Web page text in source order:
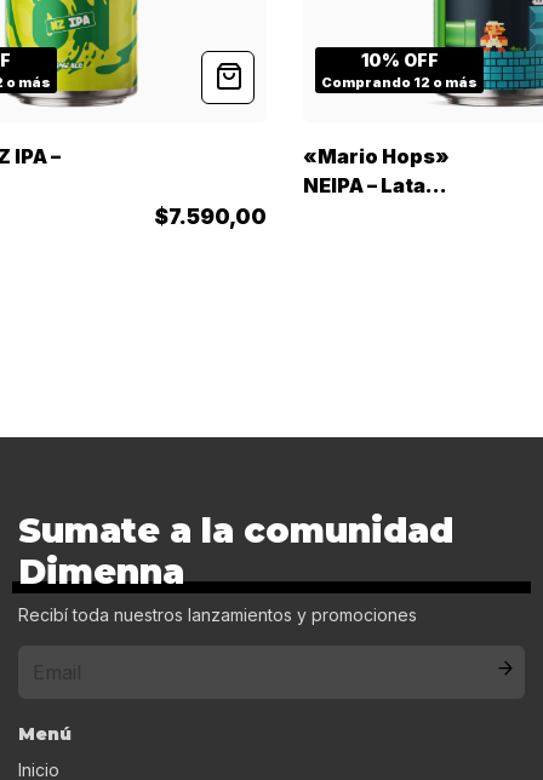
o más
IPA –
$7.590,00
10% OFF
Comprando 12 o más
«Mario Hops»
NEIPA – Lata
Sumate a la comunidad
Dimenna
Recibí toda nuestros lanzamientos y promociones
Menú
Inicio